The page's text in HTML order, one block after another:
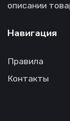
описании
Навигация
Правила
Контакты